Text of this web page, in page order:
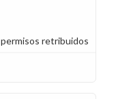
permisos retribuidos